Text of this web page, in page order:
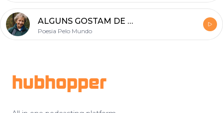
ALGUNS GOSTAM DE POESIA
Poesia Pelo Mundo
hubhopper